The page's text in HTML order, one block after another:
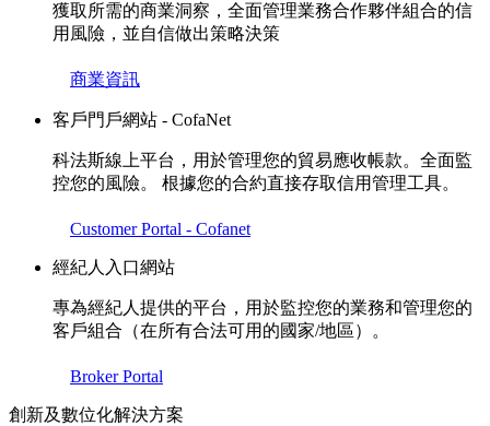
獲取所需的商業洞察，全面管理業務合作夥伴組合的信
用風險，並自信做出策略決策
商業資訊
客戶門戶網站 - CofaNet
科法斯線上平台，用於管理您的貿易應收帳款。全面監
控您的風險。 根據您的合約直接存取信用管理工具。
Customer Portal - Cofanet
經紀人入口網站
專為經紀人提供的平台，用於監控您的業務和管理您的
客戶組合（在所有合法可用的國家/地區）。
Broker Portal
創新及數位化解決方案